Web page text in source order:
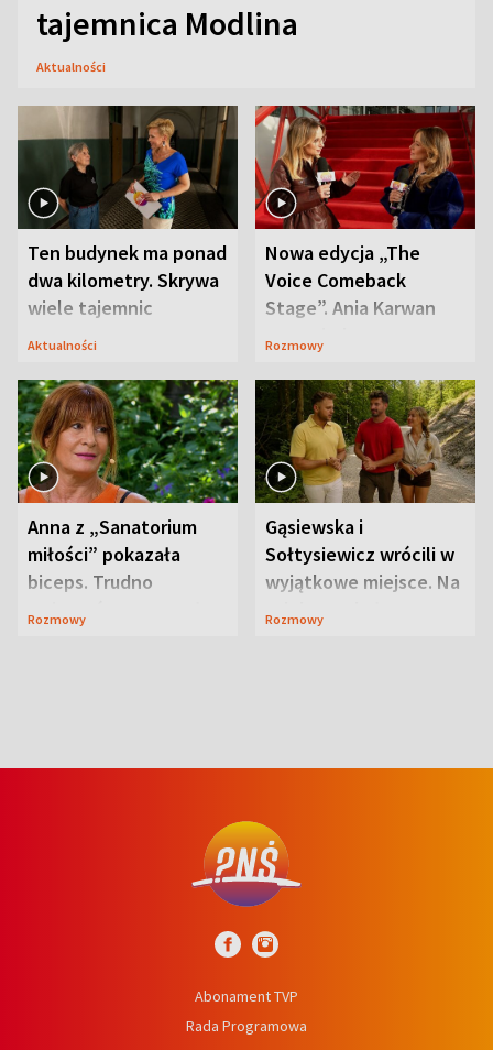
tajemnica Modlina
Aktualności
Ten budynek ma ponad
dwa kilometry. Skrywa
wiele tajemnic
Aktualności
Nowa edycja „The
Voice Comeback
Stage”. Ania Karwan
zapowiada
Rozmowy
Anna z „Sanatorium
miłości” pokazała
biceps. Trudno
uwierzyć, co przeszła
Rozmowy
Gąsiewska i
Sołtysiewicz wrócili w
wyjątkowe miejsce. Na
szlaku czekał
Rozmowy
Abonament TVP
Rada Programowa